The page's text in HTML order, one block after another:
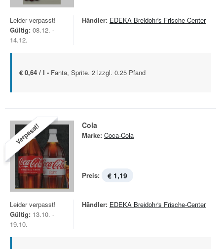
Leider verpasst!
Gültig: 08.12. -
14.12.
Händler: EDEKA Breidohr's Frische-Center
€ 0,64 / l - Fanta, Sprite. 2 lzzgl. 0.25 Pfand
Verpasst! Cola
Marke: Coca-Cola
Preis: € 1,19
Leider verpasst!
Gültig: 13.10. -
19.10.
Händler: EDEKA Breidohr's Frische-Center